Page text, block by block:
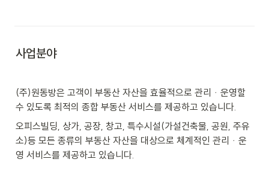
사업분야
(주)원동방은 고객이 부동산 자산을 효율적으로 관리ᆞ운영할
수 있도록 최적의 종합 부동산 서비스를 제공하고 있습니다.
오피스빌딩, 상가, 공장, 창고, 특수시설(가설건축물, 공원, 주유
소)등 모든 종류의 부동산 자산을 대상으로 체계적인 관리ᆞ운
영 서비스를 제공하고 있습니다.